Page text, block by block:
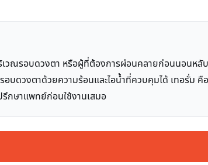
เวณรอบดวงตา หรือผู้ที่ต้องการผ่อนคลายก่อนนอนห
บดวงตาด้วยความร้อนและไอน้ำที่ควบคุมได้ เทอรั่ม คื
กษาแพทย์ก่อนใช้งานเสมอ